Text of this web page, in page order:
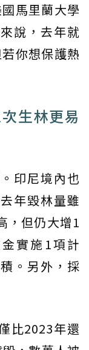
馬里蘭大學
說，去年就
你想保護熱
生林更易
印尼境內也
年毀林量雖
，但仍大增1
實施1項計
。另外，採
比2023年還